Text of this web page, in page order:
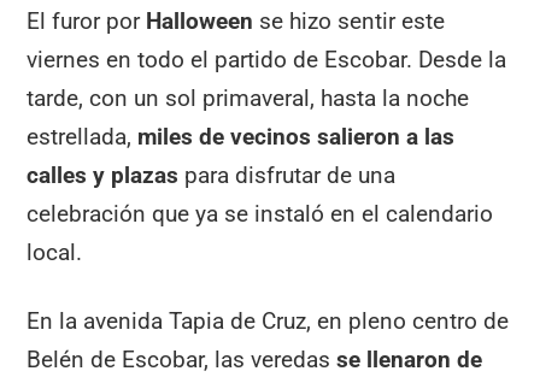
El furor por Halloween se hizo sentir este
viernes en todo el partido de Escobar. Desde la
tarde, con un sol primaveral, hasta la noche
estrellada, miles de vecinos salieron a las
calles y plazas para disfrutar de una
celebración que ya se instaló en el calendario
local.
En la avenida Tapia de Cruz, en pleno centro de
Belén de Escobar, las veredasse llenaron de